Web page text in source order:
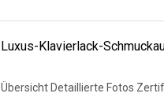
Luxus-Klavierlack-
Übersicht Detaillierte Fotos